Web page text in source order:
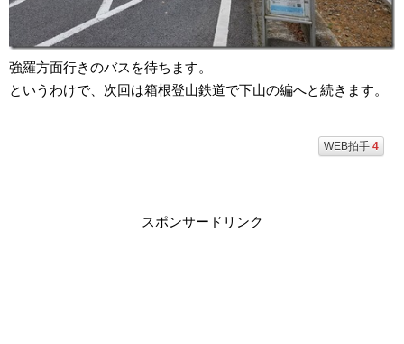
強羅方面行きのバスを待ちます。
というわけで、次回は箱根登山鉄道で下山の編へと続きます。
WEB拍手 4
スポンサードリンク